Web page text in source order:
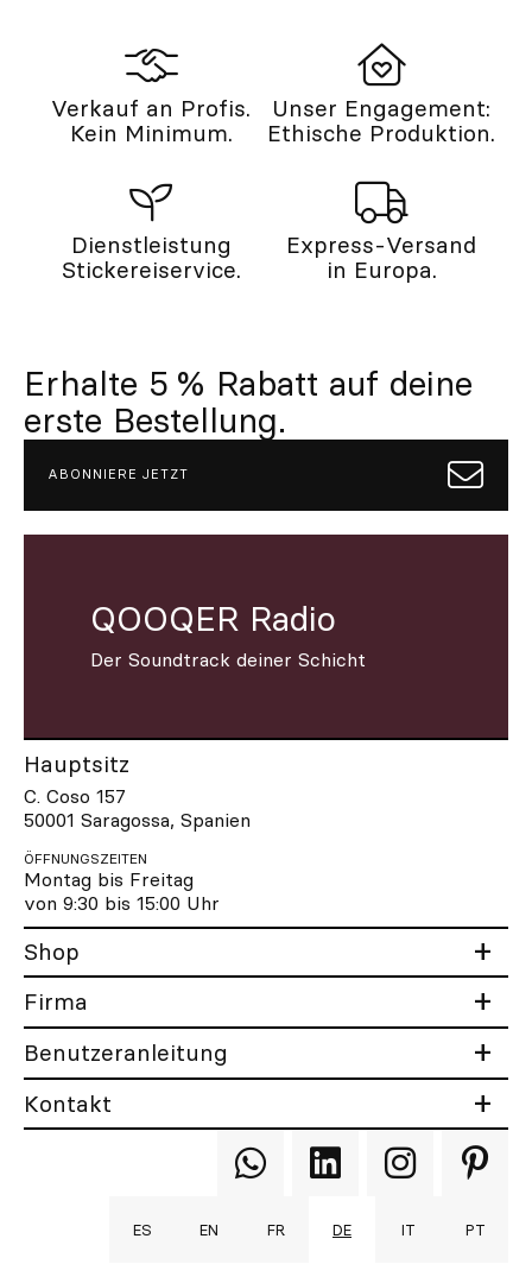
Verkauf an Profis.
Kein Minimum.
Unser Engagement:
Ethische Produktion.
Dienstleistung
Stickereiservice.
Express-Versand
in Europa.
Erhalte 5 % Rabatt auf deine
erste Bestellung.
ABONNIERE JETZT
QOOQER Radio
Der Soundtrack deiner Schicht
Hauptsitz
C. Coso 157
50001 Saragossa, Spanien
ÖFFNUNGSZEITEN
Montag bis Freitag
von 9:30 bis 15:00 Uhr
Shop
Firma
Benutzeranleitung
Kontakt
Qooqer
WhatsApp
Qooqer
Linkedin
Qooqer
Instagram
Qooqer
ES EN FR DE IT PT